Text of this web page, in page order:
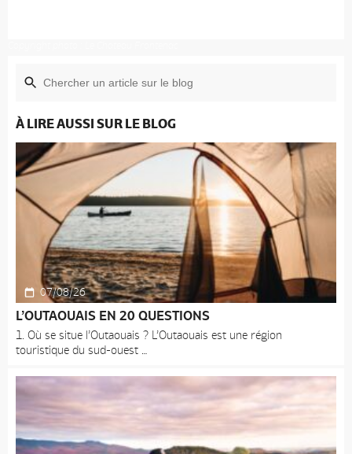
À LIRE AUSSI SUR LE BLOG
07/08/26
L’OUTAOUAIS EN 20 QUESTIONS
1. Où se situe l’Outaouais ? L’Outaouais est une région
touristique du sud-ouest